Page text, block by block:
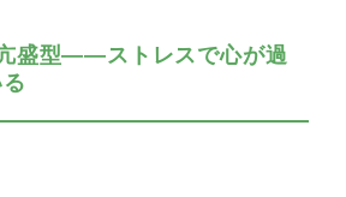
盛型――ストレスで心が過